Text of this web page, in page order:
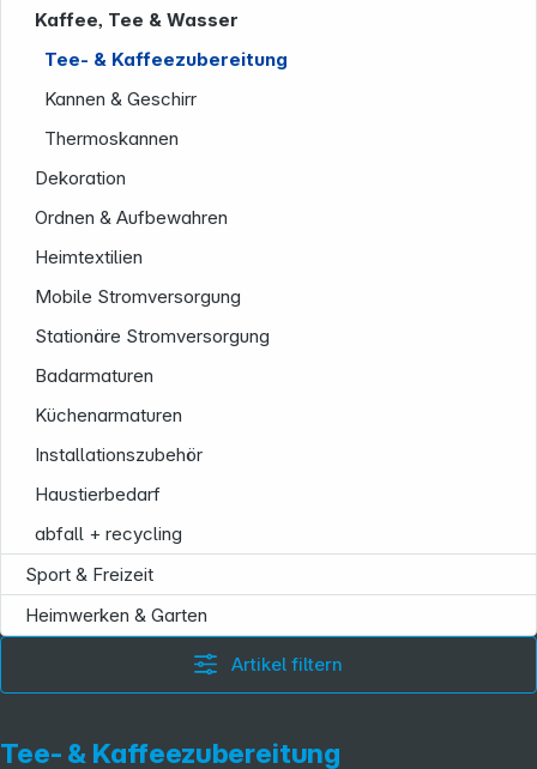
Kaffee, Tee & Wasser
Tee- & Kaffeezubereitung
Kannen & Geschirr
Thermoskannen
Dekoration
Ordnen & Aufbewahren
Heimtextilien
Mobile Stromversorgung
Stationäre Stromversorgung
Badarmaturen
Küchenarmaturen
Installationszubehör
Haustierbedarf
abfall + recycling
Sport & Freizeit
Heimwerken & Garten
Artikel filtern
Tee- & Kaffeezubereitung
Informationen